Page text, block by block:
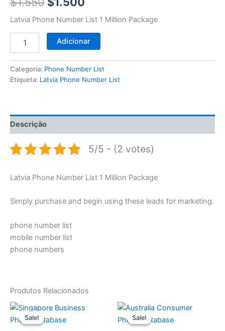
Latvia Phone Number List 1 Million Package
Adicionar
Categoria: Phone Number List
Etiqueta: Latvia Phone Number List
Descrição
5/5 - (2 votes)
Latvia Phone Number List 1 Million Package
Simply purchase and begin using these leads for marketing.
phone number list
mobile number list
phone numbers
Produtos Relacionados
Sale!
Sale!
O
preço
original
O
atual
Sale!
Sale!
O
preço
original
O
atual